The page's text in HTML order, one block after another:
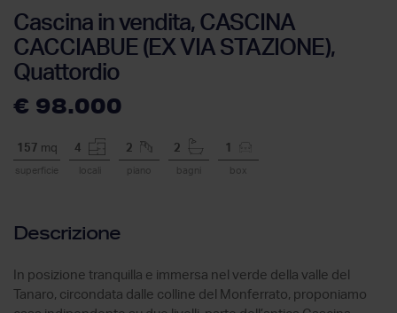
Cascina in vendita, CASCINA
CACCIABUE (EX VIA STAZIONE),
Quattordio
€ 98.000
157 mq
superficie
4
locali
2
piano
2
bagni
1
box
Descrizione
In posizione tranquilla e immersa nel verde della valle del
Tanaro, circondata dalle colline del Monferrato, proponiamo